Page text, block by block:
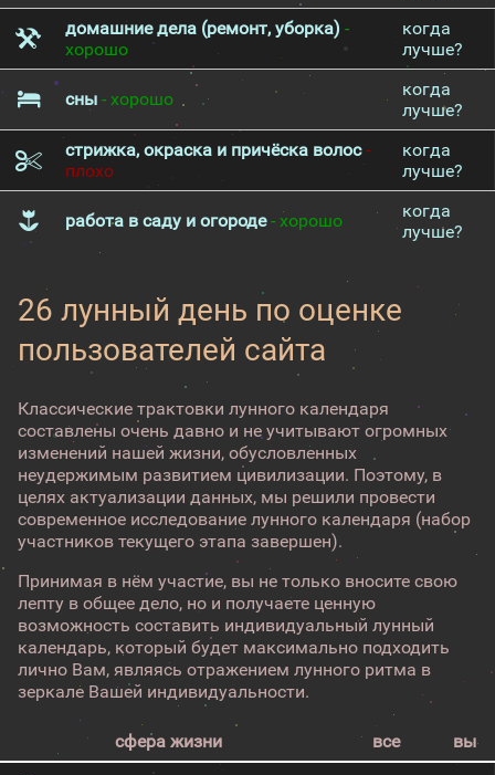
домашние дела (ремонт, уборка) -
хорошо
когда
лучше?
сны - хорошо
когда
лучше?
стрижка, окраска и причёска волос-
плохо
когда
лучше?
работа в саду и огороде- хорошо
когда
лучше?
26 лунный день по оценке
пользователей сайта
Классические трактовки лунного календаря
составлены очень давно и не учитывают огромных
изменений нашей жизни, обусловленных
неудержимым развитием цивилизации. Поэтому, в
целях актуализации данных, мы решили провести
современное исследование лунного календаря (набор
участников текущего этапа завершен).
Принимая в нём участие, вы не только вносите свою
лепту в общее дело, но и получаете ценную
возможность составить индивидуальный лунный
календарь, который будет максимально подходить
лично Вам, являясь отражением лунного ритма в
зеркале Вашей индивидуальности.
сфера жизни все вы